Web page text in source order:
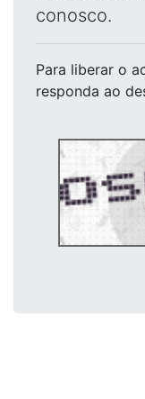
conosco.
Para liberar o
responda ao